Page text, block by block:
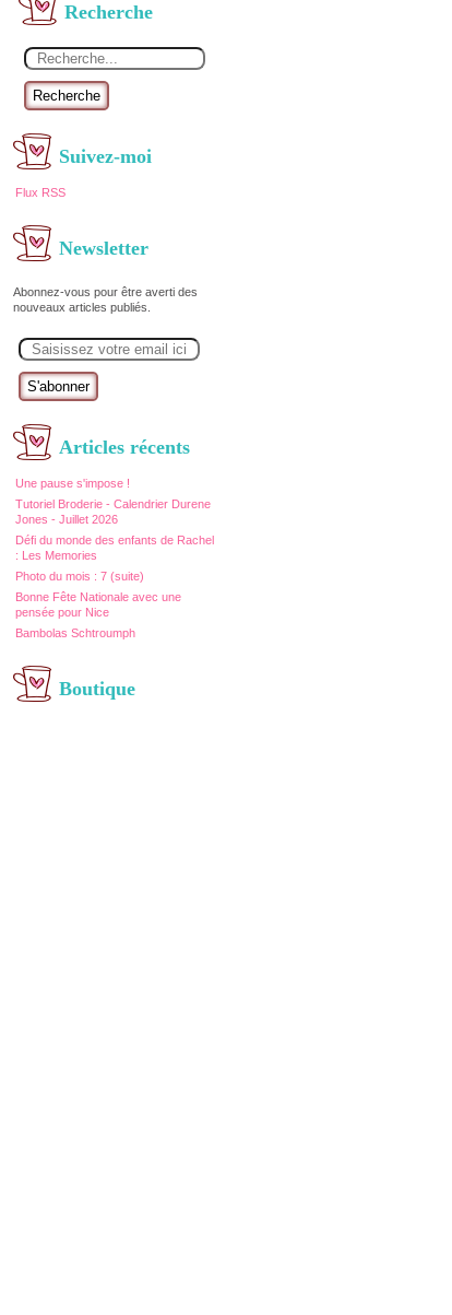
Recherche
Recherche
Suivez-moi
Flux RSS
Newsletter
Abonnez-vous pour être averti des
nouveaux articles publiés.
m
Articles récents
Une pause s'impose !
Tutoriel Broderie - Calendrier Durene
Jones - Juillet 2026
Défi du monde des enfants de Rachel
: Les Memories
Photo du mois : 7 (suite)
Bonne Fête Nationale avec une
pensée pour Nice
Bambolas Schtroumph
Boutique